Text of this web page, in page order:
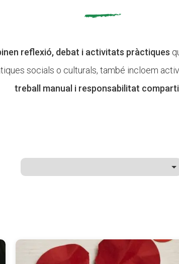
reflexió, debat i activitats pràctiques
socials o culturals, també incloem
treball manual i responsabilitat